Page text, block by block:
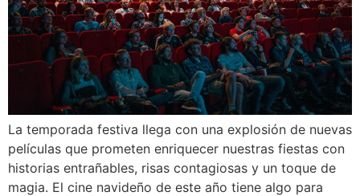
La temporada festiva llega con una explosión de nuevas
películas que prometen enriquecer nuestras fiestas con
historias entrañables, risas contagiosas y un toque de
magia. El cine navideño de este año tiene algo para